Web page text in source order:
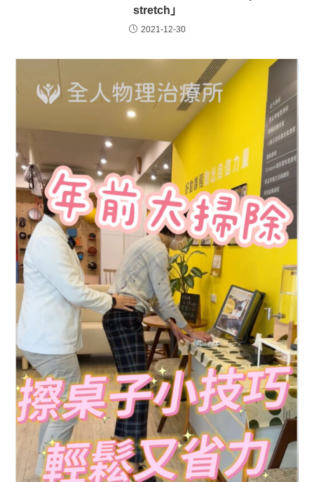
stretch」
2021-12-30